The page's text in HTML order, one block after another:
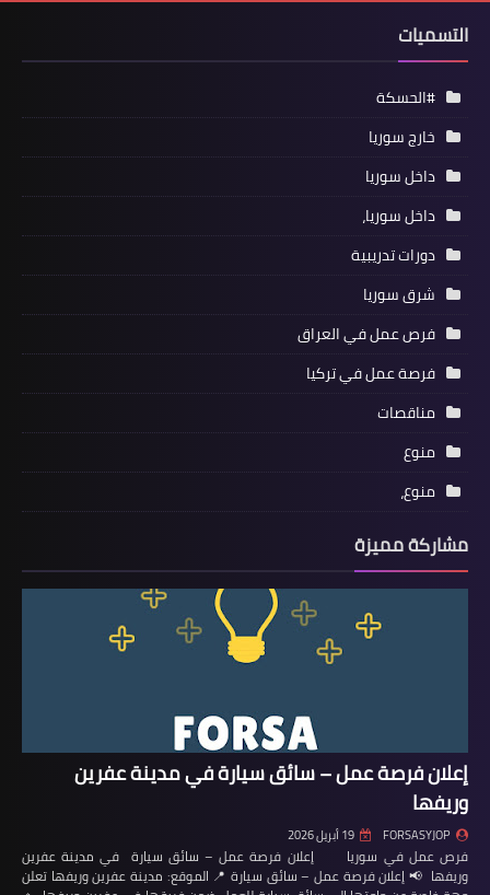
التسميات
#الحسكة
خارج سوريا
داخل سوريا
داخل سوريا،
دورات تدريبية
شرق سوريا
فرص عمل في العراق
فرصة عمل في تركيا
مناقصات
منوع
منوع،
مشاركة مميزة
إعلان فرصة عمل – سائق سيارة في مدينة عفرين
وريفها
FORSASYJOP 19 أبريل 2026
فرص عمل في سوريا إعلان فرصة عمل – سائق سيارة في مدينة عفرين
وريفها 📢 إعلان فرصة عمل – سائق سيارة 📍 الموقع: مدينة عفرين وريفها تعلن